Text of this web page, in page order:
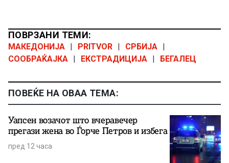
ПОВРЗАНИ ТЕМИ:
МАКЕДОНИЈА | PRITVOR | СРБИЈА |
СООБРАЌАЈКА | ЕКСТРАДИЦИЈА | БЕГАЛЕЦ
ПОВЕЌЕ НА ОВАА ТЕМА:
Уапсен возачот што вчеравечер
прегази жена во Ѓорче Петров и избега
пред 12 часа